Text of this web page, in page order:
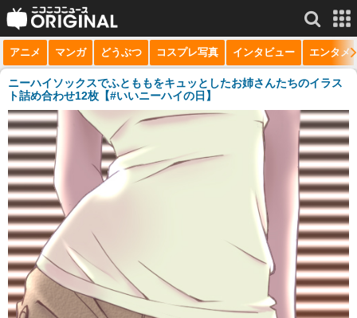
サービス一覧 もっと見る
niconico
動画
生放送
ニュース
チャンネル
マンガ
ニコニコQ
アニメ マンガ どうぶつ コスプレ写真 インタビュー エンタメ
ニーハイソックスでふとももをキュッとしたお姉さんたちのイラス
ト詰め合わせ12枚【#いいニーハイの日】